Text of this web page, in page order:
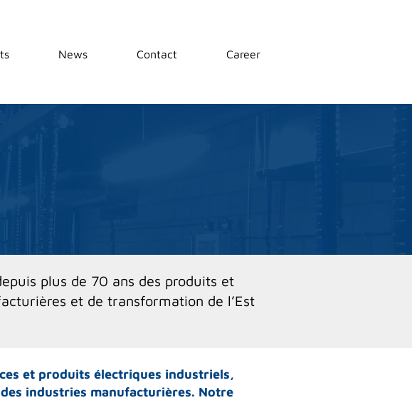
News Contact Career
plus de 70 ans des produits et
et de transformation de l’Est
et produits électriques industriels,
industries manufacturières. Notre